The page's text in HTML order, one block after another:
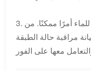
3. المراقبة والصيانة عن بعد: التكنولوجيا الرقمية تجعل المراقبة والصيانة عن بعد لطبقات مقاومة للماء أمرًا ممكنًا. من
مراقبة حالة الطبقة